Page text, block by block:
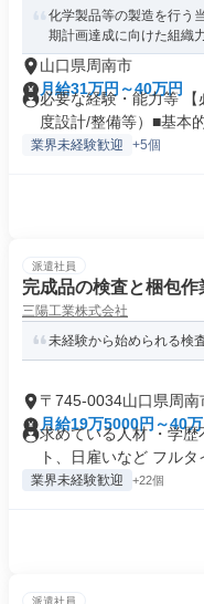
化学製品等の製造を行う
期計画達成に向けた組織
山口県周南市
月給31万円～40万円
必要な経験・能力等 【
度設計/整備等）■基本
業界未経験歓迎 +5個
派遣社員
完成品の検査と梱包作
三陽工業株式会社
未経験から始められる検
〒745-0034山口県周南
月給19万5000円～40
求めている人材 ・学
ト、日雇いなど フルタ
業界未経験歓迎 +22個
派遣社員